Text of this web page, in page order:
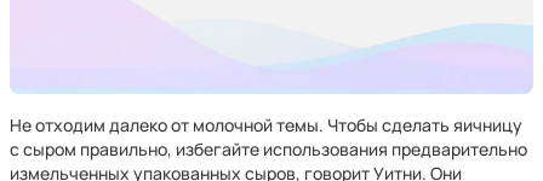
Не отходим далеко от молочной темы. Чтобы сделать яичницу
с сыром правильно, избегайте использования предварительно
измельченных упакованных сыров, говорит Уитни. Они